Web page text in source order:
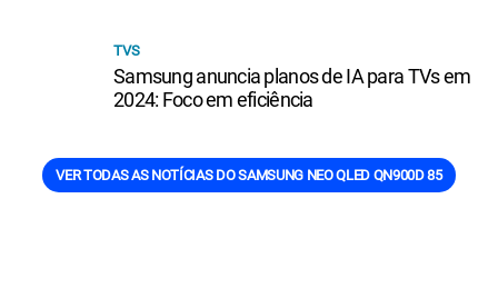
TVS
Samsung anuncia planos de IA para TVs em
2024: Foco em eficiência
VER TODAS AS NOTÍCIAS DO SAMSUNG NEO QLED QN900D 85